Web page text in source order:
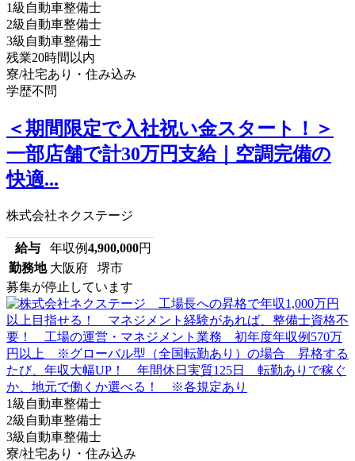
1級自動車整備士
2級自動車整備士
3級自動車整備士
残業20時間以内
寮/社宅あり・住み込み
学歴不問
＜期間限定で入社祝い金スタート！＞
一部店舗で計30万円支給｜空調完備の
快適...
株式会社ネクステージ
給与 年収例4,900,000円
勤務地 大阪府 堺市
募集が停止しています
1級自動車整備士
2級自動車整備士
3級自動車整備士
寮/社宅あり・住み込み